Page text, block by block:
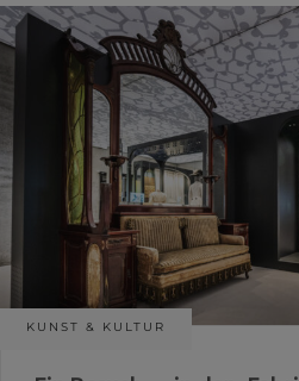
KUNST & KULTUR